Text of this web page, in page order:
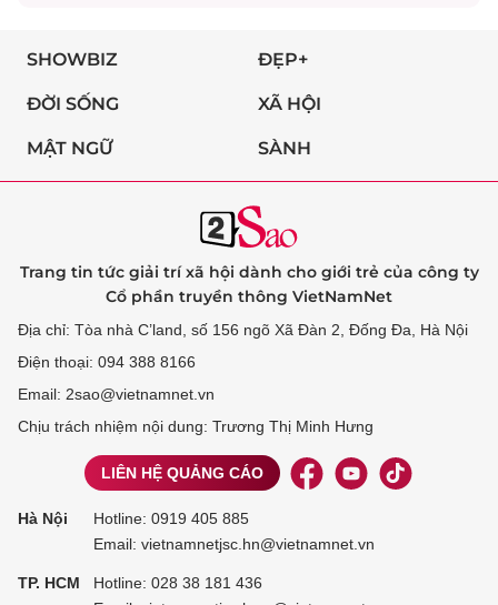
SHOWBIZ ĐẸP+
ĐỜI SỐNG XÃ HỘI
MẬT NGỮ SÀNH
Trang tin tức giải trí xã hội dành cho giới trẻ của công ty
Cổ phần truyền thông VietNamNet
Địa chỉ: Tòa nhà C’land, số 156 ngõ Xã Đàn 2, Đống Đa, Hà Nội
Điện thoại: 094 388 8166
Email: 2sao@vietnamnet.vn
Chịu trách nhiệm nội dung: Trương Thị Minh Hưng
LIÊN HỆ QUẢNG CÁO
Hà Nội Hotline: 0919 405 885
Email: vietnamnetjsc.hn@vietnamnet.vn
TP. HCM Hotline: 028 38 181 436